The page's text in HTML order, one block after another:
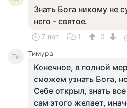
Знать Бога никому не
него - святое.
7 лет 1 0
Ти Тимура
Конечное, в полной
сможем узнать Бога,
Себе открыл, знать
сам этого желает,